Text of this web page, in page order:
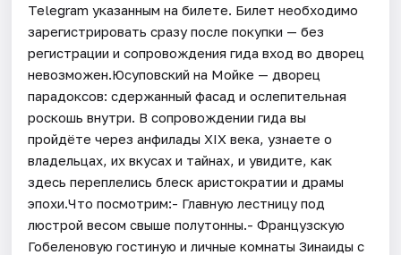
Telegram указанным на билете. Билет необходимо
зарегистрировать сразу после покупки — без
регистрации и сопровождения гида вход во дворец
невозможен.Юсуповский на Мойке — дворец
парадоксов: сдержанный фасад и ослепительная
роскошь внутри. В сопровождении гида вы
пройдёте через анфилады XIX века, узнаете о
владельцах, их вкусах и тайнах, и увидите, как
здесь переплелись блеск аристократии и драмы
эпохи.Что посмотрим:- Главную лестницу под
люстрой весом свыше полутонны.- Французскую
Гобеленовую гостиную и личные комнаты Зинаиды с